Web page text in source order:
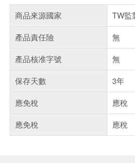
商品來源國家
TW監
產品責任險
無
產品核准字號
無
保存天數
3年
應免稅
應稅
應免稅
應稅